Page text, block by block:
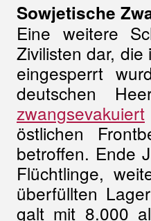
Sowjetische
Eine weitere
Zivilisten dar,
eingesperrt
deutschen
zwangsevakuiert
östlichen
betroffen. Ende
Flüchtlinge,
überfüllten
galt mit 8.000